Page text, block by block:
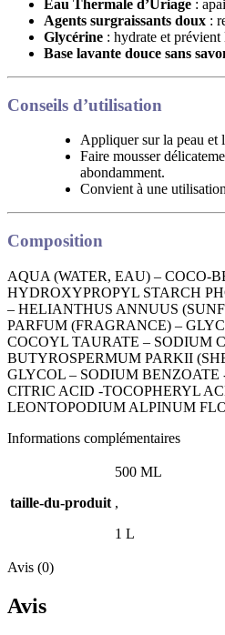
Eau Thermale d’Uriage :
Agents surgraissants doux :
Glycérine : hydrate et prévient
Base lavante douce sans
Conseils d’utilisation
Appliquer sur la peau et
Faire mousser
abondamment.
Convient à une
Composition
AQUA (WATER, EAU) – COCO-
HYDROXYPROPYL STARCH
– HELIANTHUS ANNUUS
PARFUM (FRAGRANCE) –
COCOYL TAURATE – SODIUM
BUTYROSPERMUM PARKII
GLYCOL – SODIUM
CITRIC ACID -TOCOPHERYL
LEONTOPODIUM ALPINUM
Informations complémentaires
taille-du-produit
500 ML
,
1 L
Avis (0)
Avis